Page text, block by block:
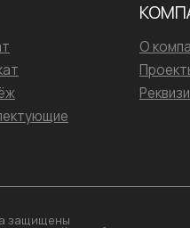
О
защищены